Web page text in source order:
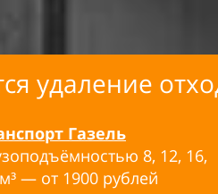
удаление
Газель
8, 12, 16,
м³ — от 1900 рублей